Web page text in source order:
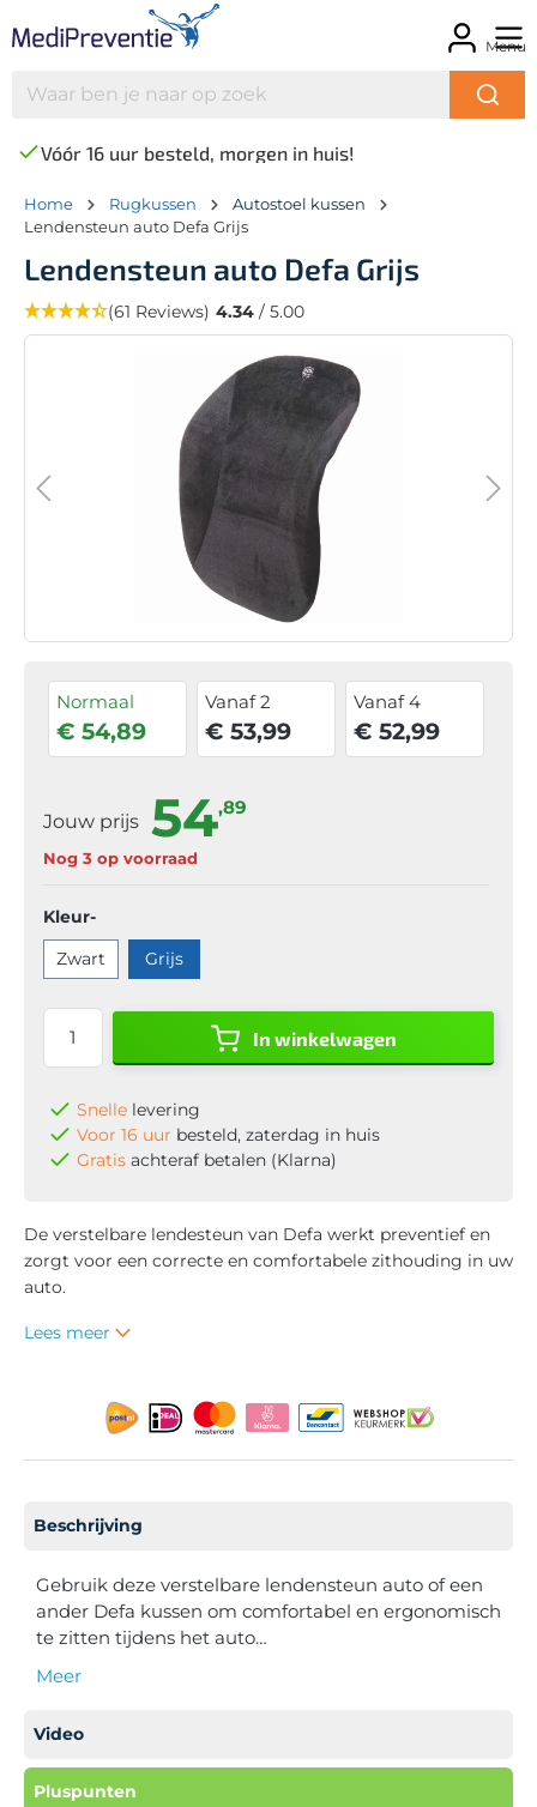
Menu
Vóór 16 uur besteld, morgen in huis!
Home Rugkussen
Autostoel kussen
Lendensteun auto Defa Grijs
Lendensteun auto Defa Grijs
(61 Reviews) 4.34 / 5.00
Normaal
€ 54,89
Vanaf 2
€ 53,99
Vanaf 4
€ 52,99
Jouw prijs 54,89
Nog 3 op voorraad
Kleur-
Zwart
Grijs
In winkelwagen
Snelle levering
Voor 16 uur besteld, zaterdag in huis
Gratis achteraf betalen (Klarna)
De verstelbare lendesteun van Defa werkt preventief en
zorgt voor een correcte en comfortabele zithouding in uw
auto.
Lees meer
Beschrijving
Gebruik deze verstelbare lendensteun auto of een
ander Defa kussen om comfortabel en ergonomisch
te zitten tijdens het auto…
Meer
Video
Pluspunten